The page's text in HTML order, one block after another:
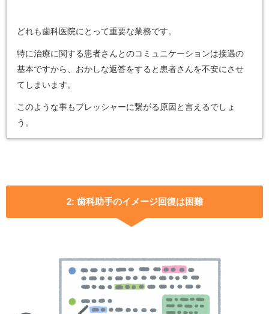
どれも歯科医院にとって重要な業務です。
特に治療に関する患者さんとのコミュニケーションは接遇の
基本ですから、おかしな返答をすると患者さんを不安にさせ
てしまいます。
このような事もプレッシャーに繋がる原因と言えるでしょ
う。
2: 歯科助手のイメージ回復は困難